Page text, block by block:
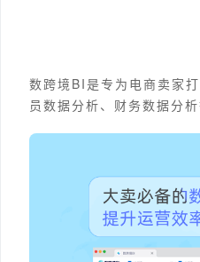
数跨境BI是专为电商卖家
员数据分析、财务数据分